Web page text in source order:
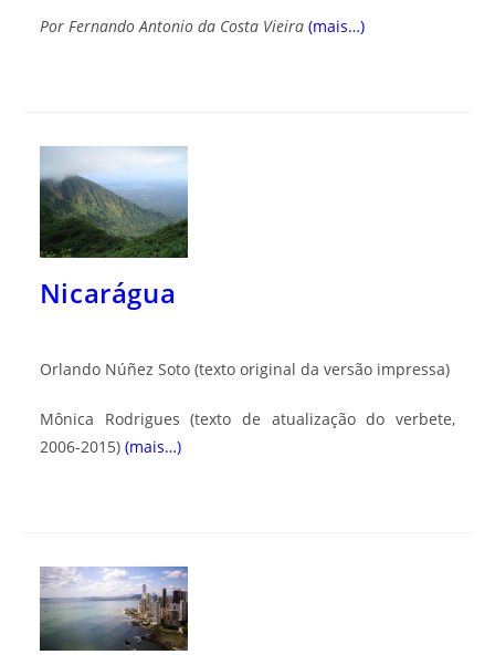
Por Fernando Antonio da Costa Vieira (mais…)
Nicarágua
Orlando Núñez Soto (texto original da versão impressa)
Mônica Rodrigues (texto de atualização do verbete,
2006-2015) (mais…)